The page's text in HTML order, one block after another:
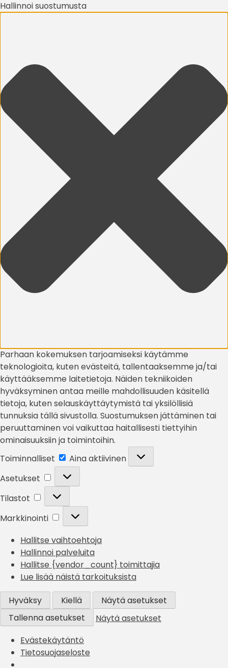
Hallinnoi suostumusta
Parhaan kokemuksen tarjoamiseksi käytämme
teknologioita, kuten evästeitä, tallentaaksemme ja/tai
käyttääksemme laitetietoja. Näiden tekniikoiden
hyväksyminen antaa meille mahdollisuuden käsitellä
tietoja, kuten selauskäyttäytymistä tai yksilöllisiä
tunnuksia tällä sivustolla. Suostumuksen jättäminen tai
peruuttaminen voi vaikuttaa haitallisesti tiettyihin
ominaisuuksiin ja toimintoihin.
Toiminnalliset
Aina aktiivinen
Asetukset
Asetukset
Tilastot
Tilastot
Markkinointi
Markkinointi
Hallitse vaihtoehtoja
Hallinnoi palveluita
Hallitse {vendor_count} toimittajia
Lue lisää näistä tarkoituksista
Hyväksy Kiellä
Näytä asetukset
Tallenna asetukset
Näytä asetukset
Evästekäytäntö
Tietosuojaseloste